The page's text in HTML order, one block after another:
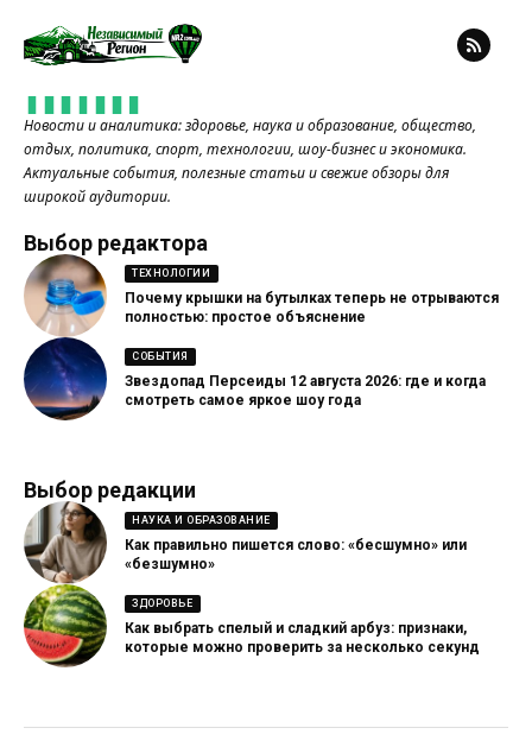
Новости и аналитика: здоровье, наука и образование, общество,
отдых, политика, спорт, технологии, шоу-бизнес и экономика.
Актуальные события, полезные статьи и свежие обзоры для
широкой аудитории.
Выбор редактора
ТЕХНОЛОГИИ
Почему крышки на бутылках теперь не отрываются
полностью: простое объяснение
СОБЫТИЯ
Звездопад Персеиды 12 августа 2026: где и когда
смотреть самое яркое шоу года
Выбор редакции
НАУКА И ОБРАЗОВАНИЕ
Как правильно пишется слово: «бесшумно» или
«безшумно»
ЗДОРОВЬЕ
Как выбрать спелый и сладкий арбуз: признаки,
которые можно проверить за несколько секунд